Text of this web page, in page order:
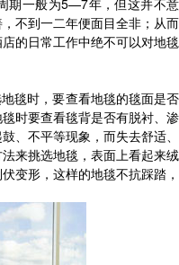
期一般为5—7年，但这并不意
不到一二年便面目全非；从而
的日常工作中绝不可以对地毯
毯时，要查看地毯的毯面是否
时要查看毯背是否有脱衬、渗
、不平等现象，而失去舒适、
来挑选地毯，表面上看起来绒
变形，这样的地毯不抗踩踏，